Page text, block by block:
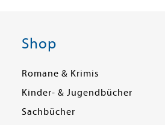
Shop
Romane & Krimis
Kinder- & Jugendbücher
Sachbücher